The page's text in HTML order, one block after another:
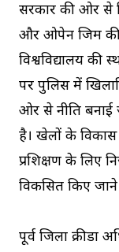
सरकार की ओर से
और ओपेन जिम की
विश्वविद्यालय की
पर पुलिस में
ओर से नीति बनाई
है। खेलों के विकास
प्रशिक्षण के लिए
विकसित किए जाने
पूर्व जिला क्रीडा